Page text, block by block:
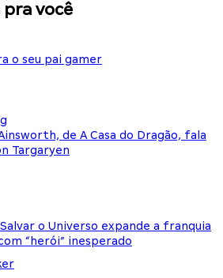
pra você
o seu pai gamer
de A Casa do Dragão, fala
Targaryen
o Universo expande a franquia
“herói” inesperado